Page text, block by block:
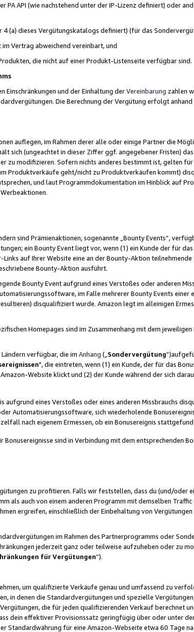
PA API (wie nachstehend unter der IP-Lizenz definiert) oder
4 (a) dieses Vergütungskatalogs definiert) (für das
Vertrag abweichend vereinbart, und
die nicht auf einer Produkt-Listenseite verfügbar sind.
Einschränkungen und der Einhaltung derVereinbarung zahlen
Die Berechnung der Vergütung erfolgt
auflegen, im Rahmen derer alle oder einige Partner die
sich (ungeachtet in dieser Ziffer ggf. angegebener Fristen)
zu modifizieren. Sofern nichts anderes bestimmt ist, gelten
Produktverkäufe geht/nicht zu Produktverkäufen kommt)
und laut Programmdokumentation im Hinblick auf
sind Prämienaktionen, sogenannte „Bounty Events“,
ein Bounty Event liegt vor, wenn (1) ein Kunde der für
Links auf Ihrer Website eine an der Bounty-Aktion
Bounty-Aktion ausführt.
Bounty Event aufgrund eines Verstoßes oder anderen
im Falle mehrerer Bounty Events einer
disqualifiziert wurde. Amazon legt im alleinigen
Homepages sind im Zusammenhang mit dem
verfügbar, die im Anhang („ Sondervergütung
", die eintreten, wenn (1) ein Kunde, der für das
Website klickt und (2) der Kunde während der sich
aufgrund eines Verstoßes oder eines anderen Missbrauchs
Automatisierungssoftware, sich wiederholende
nach eigenem Ermessen, ob ein Bonusereignis
sind in Verbindung mit dem entsprechenden
zu profitieren. Falls wir feststellen, dass du (und/oder
als auch von einem anderen Programm mit demselben
ergreifen, einschließlich der Einbehaltung von
im Rahmen des Partnerprogramms oder
jederzeit ganz oder teilweise aufzuheben oder zu
für Vergütungen“).
um qualifizierte Verkäufe genau und umfassend zu
in denen die Standardvergütungen und spezielle
die für jeden qualifizierenden Verkauf berechnet
dein effektiver Provisionssatz geringfügig über oder unter
Standardwährung für eine Amazon-Webseite etwa 60 Tage